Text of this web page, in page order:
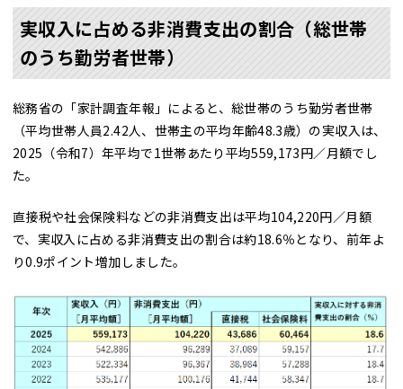
実収入に占める非消費支出の割合（総世帯
のうち勤労者世帯）
総務省の「家計調査年報」によると、総世帯のうち勤労者世帯
（平均世帯人員2.42人、世帯主の平均年齢48.3歳）の実収入は、
2025（令和7）年平均で1世帯あたり平均559,173円／月額でし
た。
直接税や社会保険料などの非消費支出は平均104,220円／月額
で、実収入に占める非消費支出の割合は約18.6％となり、前年よ
り0.9ポイント増加しました。